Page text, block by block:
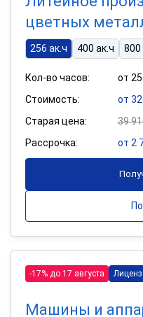
цветных
256 ак.ч 400 ак.ч 800
Кол-во часов:
от
Стоимость:
от 32
Старая цена:
39
Рассрочка:
от 2
-17% до 17 августа
Машины и